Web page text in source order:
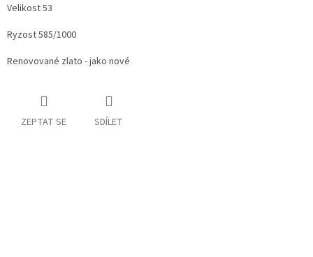
Velikost 53
Ryzost 585/1000
Renovované zlato - jako nové
ZEPTAT SE SDÍLET